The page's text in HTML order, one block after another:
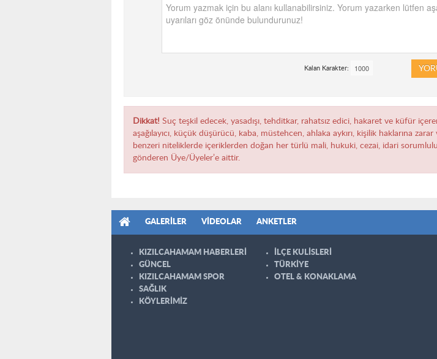
Kalan Karakter:
Dikkat! Suç teşkil edecek, yasadışı, tehditkar, rahatsız edici, hakaret ve küfür
aşağılayıcı, küçük düşürücü, kaba, müstehcen, ahlaka aykırı, kişilik haklarına
benzeri niteliklerde içeriklerden doğan her türlü mali, hukuki, cezai, idari
gönderen Üye/Üyeler’e aittir.
GALERILER VIDEOLAR ANKETLER
KIZILCAHAMAM HABERLERİ
GÜNCEL
KIZILCAHAMAM SPOR
SAĞLIK
KÖYLERİMİZ
İLÇE KULİSLERİ
TÜRKİYE
OTEL & KONAKLAMA